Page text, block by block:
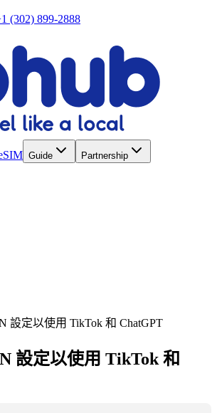
(302) 899-2888
Guide Partnership
設定以使用 TikTok 和 ChatGPT
設定以使用 TikTok 和